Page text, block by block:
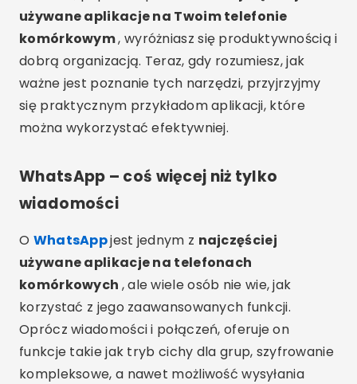
używane aplikacje na Twoim telefonie
komórkowym, wyróżniasz się produktywnością i
dobrą organizacją. Teraz, gdy rozumiesz, jak
ważne jest poznanie tych narzędzi, przyjrzyjmy
się praktycznym przykładom aplikacji, które
można wykorzystać efektywniej.
WhatsApp – coś więcej niż tylko
wiadomości
O WhatsAppjest jednym z najczęściej
używane aplikacje na telefonach
komórkowych , ale wiele osób nie wie, jak
korzystać z jego zaawansowanych funkcji.
Oprócz wiadomości i połączeń, oferuje on
funkcje takie jak tryb cichy dla grup, szyfrowanie
kompleksowe, a nawet możliwość wysyłania